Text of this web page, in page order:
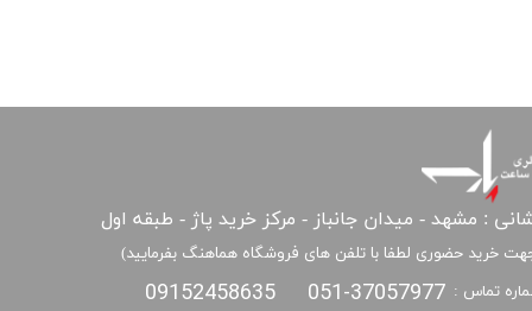
: مشهد - میدان جانباز - مرکز خرید پاژ - طبقه اول
تماس : 051-37057977
خرید حضوری لطفا با تلفن های فروشگاه هماهنگ بفرمایید)
09152458635